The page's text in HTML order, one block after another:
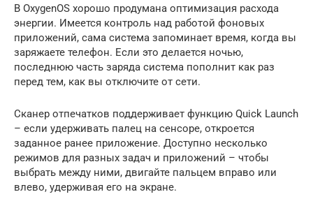
В OxygenOS хорошо продумана оптимизация расхода
энергии. Имеется контроль над работой фоновых
приложений, сама система запоминает время, когда вы
заряжаете телефон. Если это делается ночью,
последнюю часть заряда система пополнит как раз
перед тем, как вы отключите от сети.
Сканер отпечатков поддерживает функцию Quick Launch
– если удерживать палец на сенсоре, откроется
заданное ранее приложение. Доступно несколько
режимов для разных задач и приложений – чтобы
выбрать между ними, двигайте пальцем вправо или
влево, удерживая его на экране.